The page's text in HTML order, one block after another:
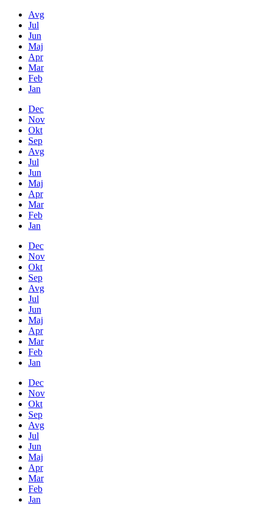
Avg
Jul
Jun
Maj
Apr
Mar
Feb
Jan
Dec
Nov
Okt
Sep
Avg
Jul
Jun
Maj
Apr
Mar
Feb
Jan
Dec
Nov
Okt
Sep
Avg
Jul
Jun
Maj
Apr
Mar
Feb
Jan
Dec
Nov
Okt
Sep
Avg
Jul
Jun
Maj
Apr
Mar
Feb
Jan